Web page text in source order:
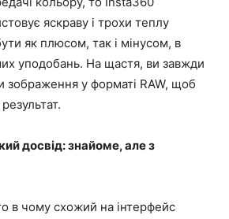
яскраву і трохи теплу
як плюсом, так і мінусом, в
уподобань. На щастя, ви завжди
зображення у форматі RAW, щоб
досвід: знайоме, але з
в чому схожий на інтерфейс